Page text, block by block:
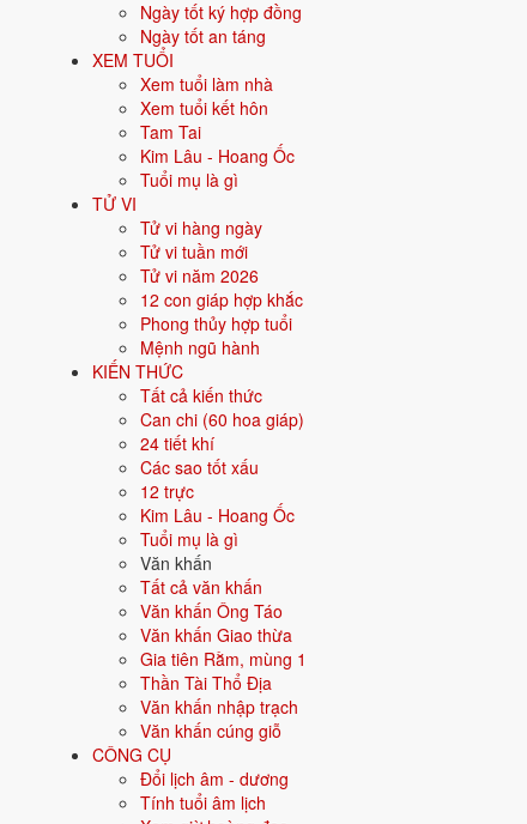
Ngày tốt ký hợp đồng
Ngày tốt an táng
XEM TUỔI
Xem tuổi làm nhà
Xem tuổi kết hôn
Tam Tai
Kim Lâu - Hoang Ốc
Tuổi mụ là gì
TỬ VI
Tử vi hàng ngày
Tử vi tuần mới
Tử vi năm 2026
12 con giáp hợp khắc
Phong thủy hợp tuổi
Mệnh ngũ hành
KIẾN THỨC
Tất cả kiến thức
Can chi (60 hoa giáp)
24 tiết khí
Các sao tốt xấu
12 trực
Kim Lâu - Hoang Ốc
Tuổi mụ là gì
Văn khấn
Tất cả văn khấn
Văn khấn Ông Táo
Văn khấn Giao thừa
Gia tiên Rằm, mùng 1
Thần Tài Thổ Địa
Văn khấn nhập trạch
Văn khấn cúng giỗ
CÔNG CỤ
Đổi lịch âm - dương
Tính tuổi âm lịch
Xem cả 28 tú
Sao
Sao Hoàng Đạo
Cát tinh
Sao Hắc Đạo
Hung tinh
Sao
Sao Thái Dương
Cát tinh
Sao Thái Âm
Cát tinh
Sao Mộc Đức
Cát tinh
Sao Thủy Diệu
Cát tinh
Sao Vân Hớn
Hung tinh
Sao Thổ Tú
Hung tinh
Sao Thái Bạch
Hung tinh
Sao La Hầu
Hung tinh
Sao
Sao Kế Đô
Hung tinh